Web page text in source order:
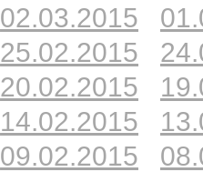
02.03.2015
25.02.2015
20.02.2015
14.02.2015
09.02.2015